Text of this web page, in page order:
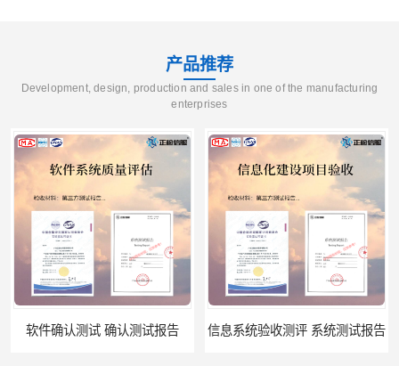
产品推荐
Development, design, production and sales in one of the manufacturing
enterprises
信息系统验收测评 系统测试报告 政务系统验收测试 软件测试报告